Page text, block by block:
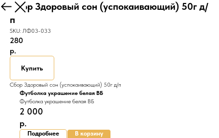
НазадСбор Здоровый сон (успокаивающий) 50г д/
п
SKU: ЛФ03-033
280
р.
Купить
Сбор Здоровый сон (успокаивающий) 50г д/п
Футболка украшение белая ВБ
Футболка украшение белая ВБ
2 000
р.
Подробнее В корзину